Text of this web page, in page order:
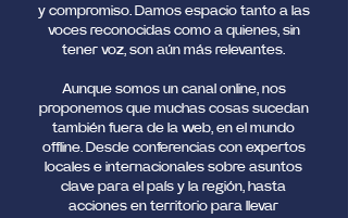
y compromiso. Damos espacio tanto a las
voces reconocidas como a quienes, sin
tener voz, son aún más relevantes.
Aunque somos un canal online, nos
proponemos que muchas cosas sucedan
también fuera de la web, en el mundo
offline. Desde conferencias con expertos
locales e internacionales sobre asuntos
clave para el país y la región, hasta
acciones en territorio para llevar